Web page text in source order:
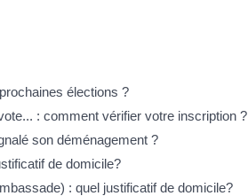
élections ?
: comment vérifier votre inscription ?
son déménagement ?
de domicile?
: quel justificatif de domicile?